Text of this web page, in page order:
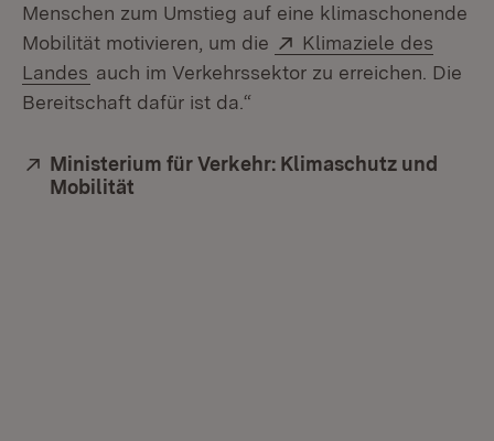
Menschen zum Umstieg auf eine klimaschonende
Mobilität motivieren, um die
Extern:
Klimaziele des
Landes (Öffnet in neuem Fenster)
auch im Verkehrssektor zu erreichen. Die
Bereitschaft dafür ist da.“
Extern:
Ministerium für Verkehr: Klimaschutz und
Mobilität